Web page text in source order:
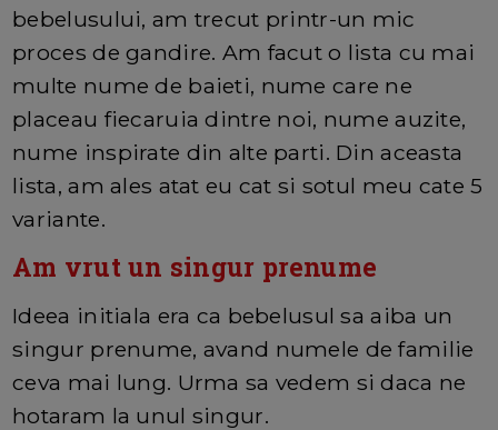
bebelusului, am trecut printr-un mic
proces de gandire. Am facut o lista cu mai
multe nume de baieti, nume care ne
placeau fiecaruia dintre noi, nume auzite,
nume inspirate din alte parti. Din aceasta
lista, am ales atat eu cat si sotul meu cate 5
variante.
Am vrut un singur prenume
Ideea initiala era ca bebelusul sa aiba un
singur prenume, avand numele de familie
ceva mai lung. Urma sa vedem si daca ne
hotaram la unul singur.